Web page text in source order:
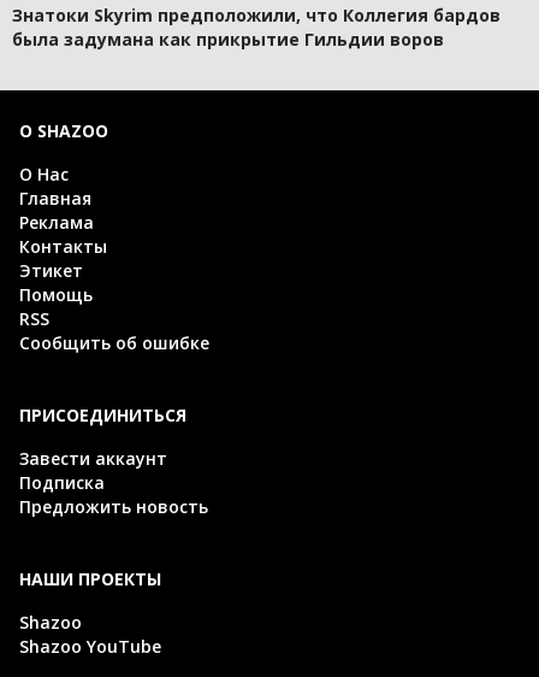
Знатоки Skyrim предположили, что Коллегия бардов
была задумана как прикрытие Гильдии воров
О SHAZOO
О Нас
Главная
Реклама
Контакты
Этикет
Помощь
RSS
Сообщить об ошибке
ПРИСОЕДИНИТЬСЯ
Завести аккаунт
Подписка
Предложить новость
НАШИ ПРОЕКТЫ
Shazoo
Shazoo YouTube